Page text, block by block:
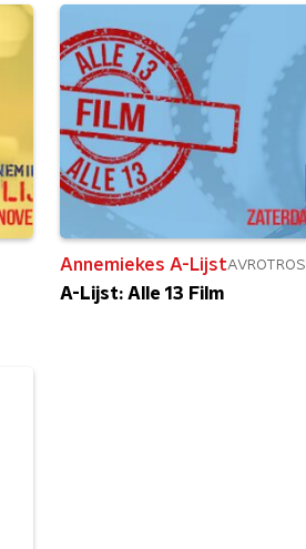
Annemiekes A-LijstAVROTROS
A-Lijst: Alle 13 Film